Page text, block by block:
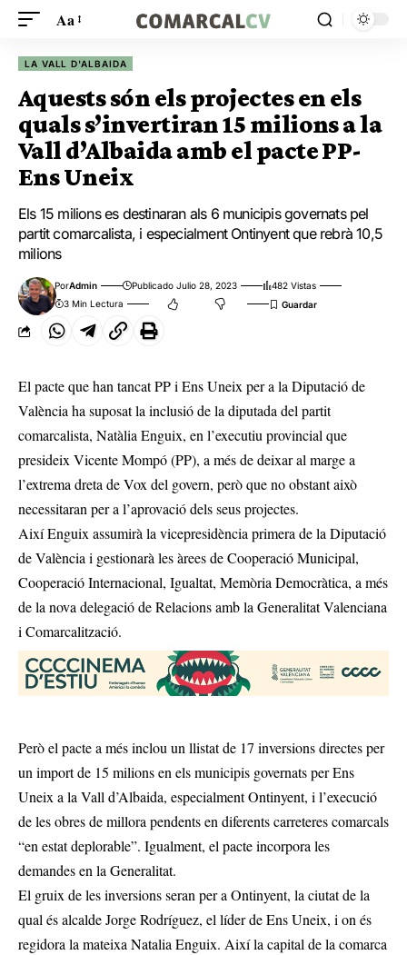
Aa
LA VALL D'ALBAIDA
Aquests són els projectes en els
quals s’invertiran 15 milions a la
Vall d’Albaida amb el pacte PP-
Ens Uneix
Els 15 milions es destinaran als 6 municipis governats pel
partit comarcalista, i especialment Ontinyent que rebrà 10,5
milions
PorAdmin Publicado Julio 28, 2023
482 Vistas
3 Min Lectura
El pacte que han tancat PP i Ens Uneix per a la Diputació de
València ha suposat la inclusió de la diputada del partit
comarcalista, Natàlia Enguix, en l’executiu provincial que
presideix Vicente Mompó (PP), a més de deixar al marge a
l’extrema dreta de Vox del govern, però que no obstant això
necessitaran per a l’aprovació dels seus projectes.
Així Enguix assumirà la vicepresidència primera de la Diputació
de València i gestionarà les àrees de Cooperació Municipal,
Cooperació Internacional, Igualtat, Memòria Democràtica, a més
de la nova delegació de Relacions amb la Generalitat Valenciana
i Comarcalització.
Però el pacte a més inclou un llistat de 17 inversions directes per
un import de 15 milions en els municipis governats per Ens
Uneix a la Vall d’Albaida, especialment Ontinyent, i l’execució
de les obres de millora pendents en diferents carreteres comarcals
“en estat deplorable”. Igualment, el pacte incorpora les
demandes en la Generalitat.
El gruix de les inversions seran per a Ontinyent, la ciutat de la
qual és alcalde Jorge Rodríguez, el líder de Ens Uneix, i on és
regidora la mateixa Natalia Enguix. Així la capital de la comarca